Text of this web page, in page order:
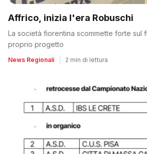
Affrico, inizia l'era Robuschi
La società fiorentina scommette forte sul
proprio progetto
News Regionali 2 min di lettura